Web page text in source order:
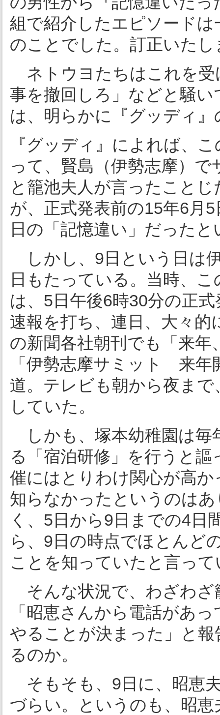
組で紹介したエピソード
のことでした。訂正いたし
ネトウヨたちはこれを受
事を撤回しろ」などと騒
は、明らかに『グッディ
『グッディ』によれば、
って、賢島（伊勢志摩）
と籠池夫人が言ったこと
が、正式発表前の15年6月
日の「記憶違い」だったと
しかし、9日という日は
日もたっている。当時、
は、5日午後6時30分の正
速報を打ち、連日、大々
の新聞各社朝刊でも「来
「伊勢志摩サミット 来年
道。テレビも朝から夜ま
していた。
しかも、塚本幼稚園は毎
る「宿泊研修」を行うと
催にはとりわけ関心が高
知らなかったというのは
く、5日から9日までの4日
ら、9日の時点でほとんど
ことを知っていたと言って
そんな状況で、わざわざ
「昭恵さんから電話があ
やることが決まった」と
るのか。
そもそも、9日に、昭恵
づらい。というのも、昭